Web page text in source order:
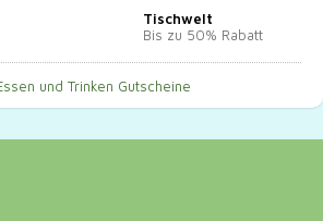
Tischwelt
Bis zu 50% Rabatt
und Trinken Gutscheine